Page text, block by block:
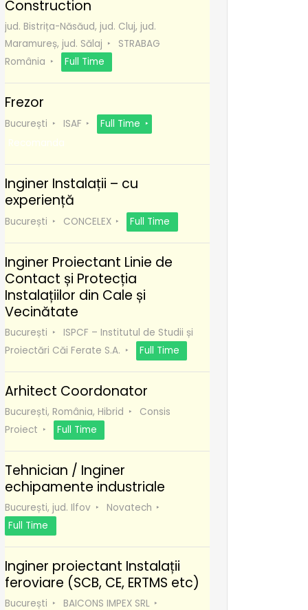
Construction
jud. Bistrița-Năsăud, jud. Cluj, jud.
Maramureș, jud. Sălaj
STRABAG
România
Full Time
Frezor
București ISAF
Full Time
Recomanda
Inginer Instalații – cu
experiență
București CONCELEX Full Time
Inginer Proiectant Linie de
Contact și Protecția
Instalațiilor din Cale și
Vecinătate
București
ISPCF – Institutul de Studii și
Proiectări Căi Ferate S.A.
Full Time
Arhitect Coordonator
București, România, Hibrid
Consis
Proiect
Full Time
Tehnician / Inginer
echipamente industriale
București, jud. Ilfov
Novatech
Full Time
Inginer proiectant Instalații
feroviare (SCB, CE, ERTMS etc)
București
BAICONS IMPEX SRL